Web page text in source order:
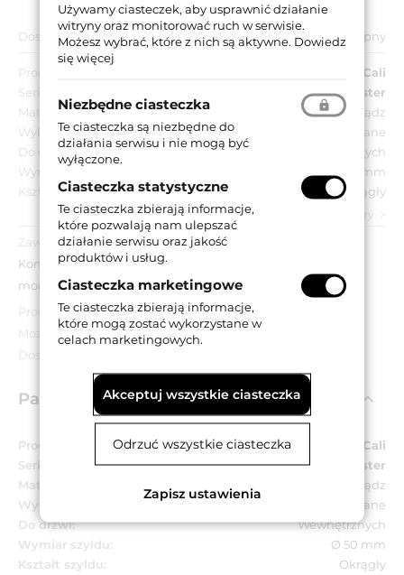
Dostępność: Niedostępny
Producent:
Linea Cali
Seria:
Ester
Materiał:
Mosiądz
Wykończenie:
OG - brązowione przecierane
Do drzwi:
Wewnętrznych
Wymiar szyldu:
Ø 50 mm
Kształt szyldu:
Okrągły
zobacz wszystkie parametry
Zawartość opakowania:
Komplet klamek na okrągłych szyldach, akcesoria
montażowe.
Produkt poekspozycyjny - może nosić ślady użytkowania.
Możliwy brak oryginalnego opakowania.
Dostępność do wyczerpania zapasów.
Parametry techniczne
Producent:
Linea Cali
Seria:
Ester
Materiał:
Mosiądz
Wykończenie:
OG - brązowione przecierane
Do drzwi:
Wewnętrznych
Wymiar szyldu:
Ø 50 mm
Kształt szyldu:
Okrągły
Używamy ciasteczek, aby usprawnić działanie
witryny oraz monitorować ruch w serwisie.
Możesz wybrać, które z nich są aktywne. Dowiedz
się więcej
Niezbędne ciasteczka
Te ciasteczka są niezbędne do
działania serwisu i nie mogą być
wyłączone.
Ciasteczka statystyczne
Te ciasteczka zbierają informacje,
które pozwalają nam ulepszać
działanie serwisu oraz jakość
produktów i usług.
Ciasteczka marketingowe
Te ciasteczka zbierają informacje,
które mogą zostać wykorzystane w
celach marketingowych.
Akceptuj wszystkie ciasteczka
Odrzuć wszystkie ciasteczka
Zapisz ustawienia